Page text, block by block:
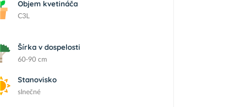
Objem kvetináča
C3L
Šírka v dospelosti
60-90 cm
Stanovisko
slnečné